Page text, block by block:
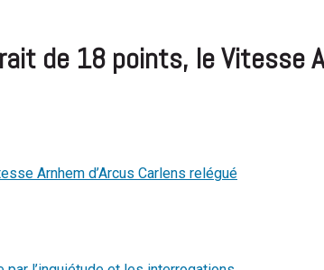
de 18 points, le Vitesse